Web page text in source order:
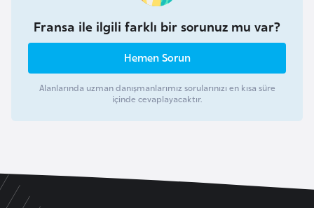
Fransa ile ilgili farklı bir sorunuz mu var?
Hemen Sorun
Alanlarında uzman danışmanlarımız sorularınızı en kısa süre
içinde cevaplayacaktır.